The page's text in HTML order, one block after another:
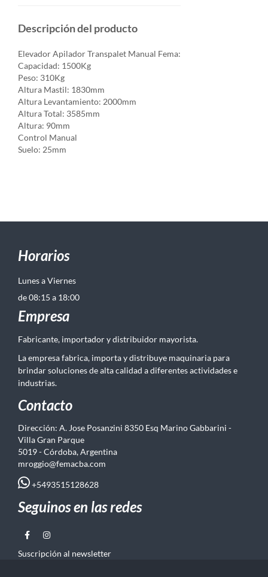
Descripción del producto
Elevador Apilador Transpalet Manual Fema:
Capacidad: 1500Kg
Peso: 310Kg
Altura Mastil: 1830mm
Altura Levantamiento: 2000mm
Altura Total: 3585mm
Altura: 90mm
Control Manual
Suelo: 25mm
Horarios
Lunes a Viernes
de 08:15 a 18:00
Empresa
Fabricante, importador y distribuidor mayorista.
La empresa fabrica, importa y distribuye maquinaria para
brindar soluciones de alta calidad a diferentes actividades e
industrias.
Contacto
Dirección: A. Jose Posanzini 8350 Esq Marino Gabbarini -
Villa Gran Parque
5019 - Córdoba, Argentina
mroggio@femacba.com
+5493515128628
Seguinos en las redes
Suscripción al newsletter